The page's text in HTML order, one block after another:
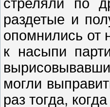
стреляли по
раздетые и
опомнились от
к насыпи
могли
раз тогда,